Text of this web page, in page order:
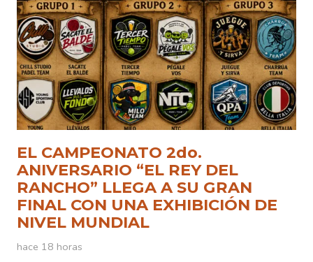
EL CAMPEONATO 2do.
ANIVERSARIO “EL REY DEL
RANCHO” LLEGA A SU GRAN
FINAL CON UNA EXHIBICIÓN DE
NIVEL MUNDIAL
hace 18 horas